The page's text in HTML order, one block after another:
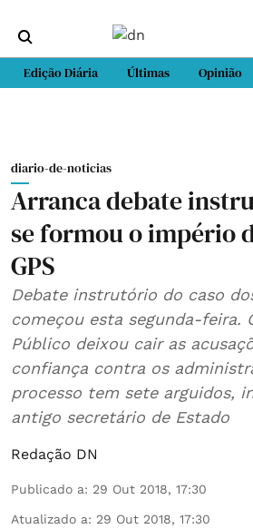
Edição Diária Últimas Opinião
diario-de-noticias
Arranca debate
se formou o império
GPS
Debate instrutório do caso
começou esta segunda-feira.
Público deixou cair as
confiança contra os
processo tem sete arguidos,
antigo secretário de Estado
Redação DN
Publicado a: 29 Out 2018, 17:30
Atualizado a: 29 Out 2018, 17:30